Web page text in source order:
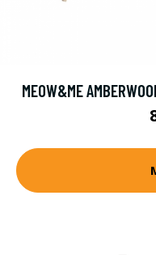
MEOW&ME